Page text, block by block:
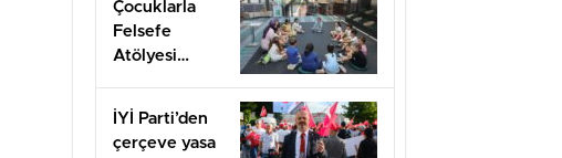
Çocuklarla
Felsefe
Atölyesi
İYİ Parti’den
çerçeve yasa